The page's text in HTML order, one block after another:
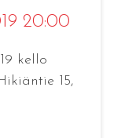
20:00
kello
15,